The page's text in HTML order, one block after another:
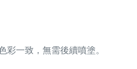
彩一致，無需後續噴塗。